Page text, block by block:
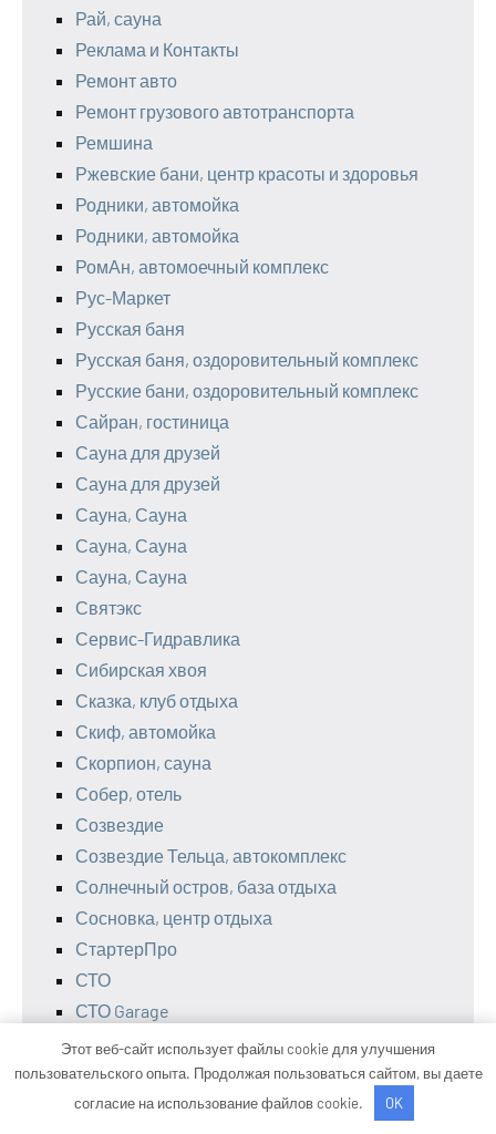
Рай, сауна
Реклама и Контакты
Ремонт авто
Ремонт грузового автотранспорта
Ремшина
Ржевские бани, центр красоты и здоровья
Родники, автомойка
Родники, автомойка
РомАн, автомоечный комплекс
Рус-Маркет
Русская баня
Русская баня, оздоровительный комплекс
Русские бани, оздоровительный комплекс
Сайран, гостиница
Сауна для друзей
Сауна для друзей
Сауна, Сауна
Сауна, Сауна
Сауна, Сауна
Святэкс
Сервис-Гидравлика
Сибирская хвоя
Сказка, клуб отдыха
Скиф, автомойка
Скорпион, сауна
Собер, отель
Созвездие
Созвездие Тельца, автокомплекс
Солнечный остров, база отдыха
Сосновка, центр отдыха
СтартерПро
СТО
СТО Garage
СТО Гарант
СТО Рога и Копыта
Стрелец, сауна
Этот веб-сайт использует файлы cookie для улучшения
пользовательского опыта. Продолжая пользоваться сайтом, вы даете
согласие на использование файлов cookie.
OK